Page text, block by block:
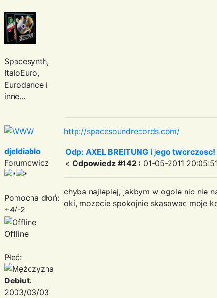
Spacesynth,
ItaloEuro,
Eurodance i
inne...
http://spacesoundrecords.com/
djeldiablo
Forumowicz
Pomocna dłoń:
+4/-2
Offline
Płeć:
Debiut:
2003/03/03
Odp: AXEL BREITUNG i jego
« Odpowiedz #142 : 01-05-2011
chyba najlepiej, jakbym w ogole nic nie
oki, mozecie spokojnie skasowac moje